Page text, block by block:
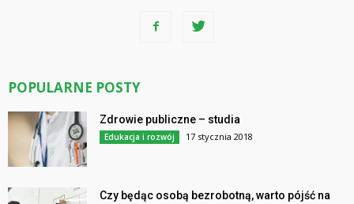
POPULARNE POSTY
Zdrowie publiczne – studia
Edukacja i rozwój 17 stycznia 2018
Czy będąc osobą bezrobotną, warto pójść na